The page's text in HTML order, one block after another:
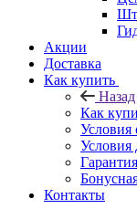
Акции
Доставка
Как купить
Назад
Как
Условия
Условия
Контакты